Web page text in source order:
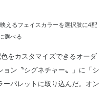
えるフェイスカラーを選択肢に4配
選べる
をカスタマイズできるオーダ
ン〝シグネチャー〟」に「シ
パレットに取り込んだ。オン